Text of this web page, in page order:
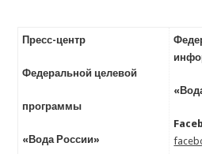
Пресс-центр
Федеральной целевой
программы
«Вода России»